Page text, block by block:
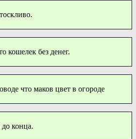
кошелек без денег.
что маков цвет в огороде
конца.